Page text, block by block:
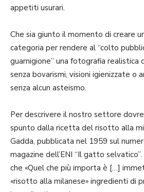
appetiti usurari.
Che sia giunto il momento di creare
categoria per rendere al “colto
guarnigione” una fotografia realistica
senza bovarismi, visioni igienizzate o
senza alcun asteismo.
Per descrivere il nostro settore
spunto dalla ricetta del risotto alla
Gadda, pubblicata nel 1959 sul
magazine dell’ENI “Il gatto
che «Quel che più importa è […]
«risotto alla milanese» ingredienti di